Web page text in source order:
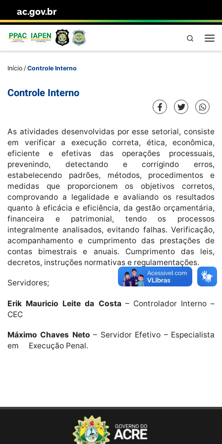
Skip to content
ac.gov.br
Pesquisa
Início / Controle Interno
Controle Interno
As atividades desenvolvidas por esse setorial, consiste
em verificar a execução correta, ética, econômica,
eficiente e efetivas das operações processuais,
prevenindo, detectando e corrigindo erros,
estabelecendo padrões, métodos, procedimentos e
medidas que proporcionem os objetivos corretos,
comprovando a legalidade e avaliando os resultados
quanto à eficácia e eficiência, da gestão orçamentária,
financeira e patrimonial, tendo os processos
integralmente analisados, evitando falhas. Verificação,
acompanhamento e cumprimento das prestações de
contas bimestrais e anuais. Cumprimento das leis,
decretos, instruções normativas e regulamentações.
Servidores;
Erik Mauricio Leite da Costa– Controlador Interno –
CEC
Máximo Chaves Neto – Servidor Efetivo – Especialista
em Execução Penal.